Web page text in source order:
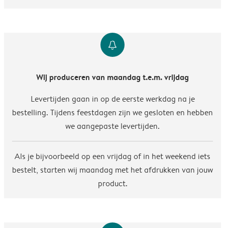
notification
Wij produceren van maandag t.e.m. vrijdag
Levertijden gaan in op de eerste werkdag na je
bestelling. Tijdens feestdagen zijn we gesloten en hebben
we aangepaste levertijden.
Als je bijvoorbeeld op een vrijdag of in het weekend iets
bestelt, starten wij maandag met het afdrukken van jouw
product.